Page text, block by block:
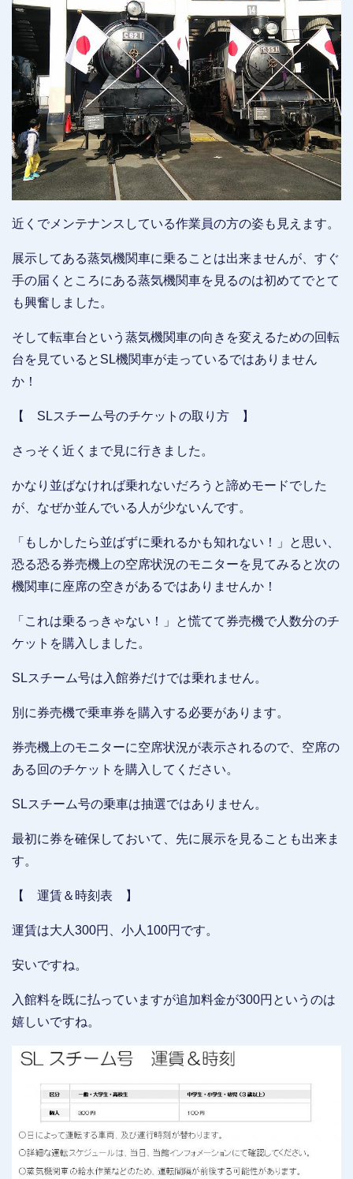
近くでメンテナンスしている作業員の方の姿も見えます。
展示してある蒸気機関車に乗ることは出来ませんが、すぐ
手の届くところにある蒸気機関車を見るのは初めてでとて
も興奮しました。
そして転車台という蒸気機関車の向きを変えるための回転
台を見ているとSL機関車が走っているではありません
か！
【 SLスチーム号のチケットの取り方 】
さっそく近くまで見に行きました。
かなり並ばなければ乗れないだろうと諦めモードでした
が、なぜか並んでいる人が少ないんです。
「もしかしたら並ばずに乗れるかも知れない！」と思い、
恐る恐る券売機上の空席状況のモニターを見てみると次の
機関車に座席の空きがあるではありませんか！
「これは乗るっきゃない！」と慌てて券売機で人数分のチ
ケットを購入しました。
SLスチーム号は入館券だけでは乗れません。
別に券売機で乗車券を購入する必要があります。
券売機上のモニターに空席状況が表示されるので、空席の
ある回のチケットを購入してください。
SLスチーム号の乗車は抽選ではありません。
最初に券を確保しておいて、先に展示を見ることも出来ま
す。
【 運賃＆時刻表 】
運賃は大人300円、小人100円です。
安いですね。
入館料を既に払っていますが追加料金が300円というのは
嬉しいですね。